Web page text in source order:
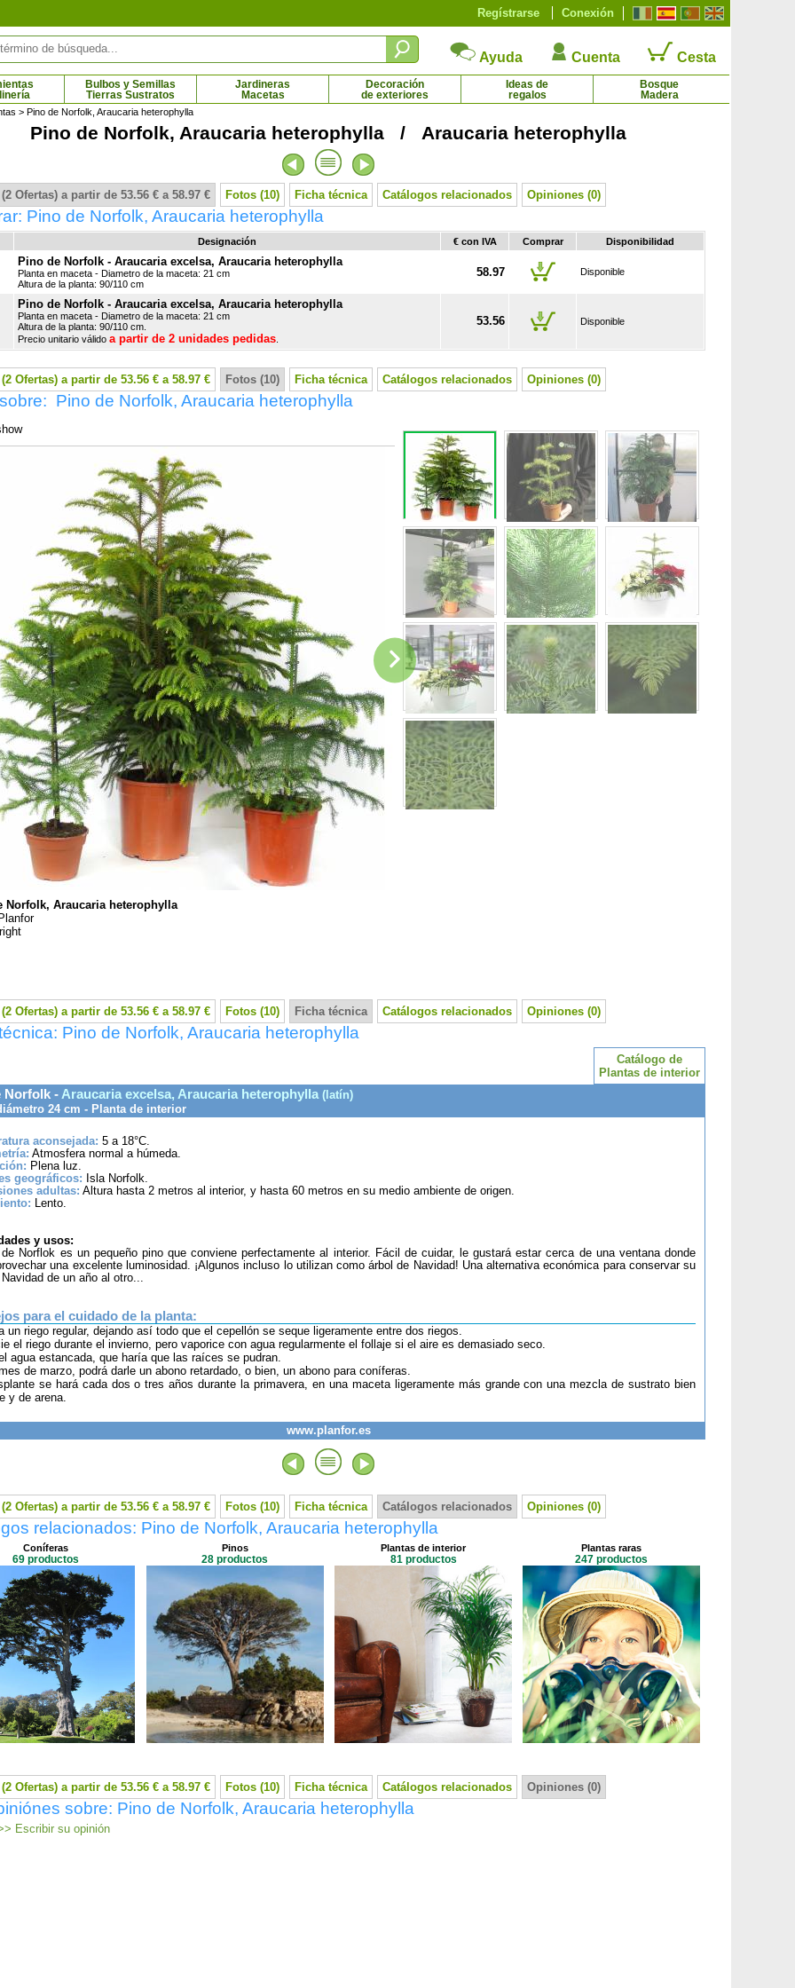
Conexión
Regístrarse
Ayuda Cuenta Cesta
Bulbos y Semillas
Tierras Sustratos
Jardineras
Macetas
Decoración
de exteriores
Ideas de
regalos
Bosque
Madera
> Pino de Norfolk, Araucaria heterophylla
Pino de Norfolk, Araucaria heterophylla / Araucaria heterophylla
Ofertas) a partir de 53.56 € a 58.97 € Fotos (10) Ficha técnica Catálogos relacionados Opiniones (0)
Pino de Norfolk, Araucaria heterophylla
Designación € con IVA Comprar Disponibilidad
Pino de Norfolk - Araucaria excelsa, Araucaria heterophylla
Planta en maceta - Diametro de la maceta: 21 cm
Altura de la planta: 90/110 cm
58.97 Disponible
Pino de Norfolk - Araucaria excelsa, Araucaria heterophylla
Planta en maceta - Diametro de la maceta: 21 cm
Altura de la planta: 90/110 cm.
Precio unitario válido a partir de 2 unidades pedidas
53.56 Disponible
Ofertas) a partir de 53.56 € a 58.97 € Fotos (10) Ficha técnica Catálogos relacionados Opiniones (0)
Pino de Norfolk, Araucaria heterophylla
Norfolk, Araucaria heterophylla
Planfor
Ofertas) a partir de 53.56 € a 58.97 € Fotos (10) Ficha técnica Catálogos relacionados Opiniones (0)
Pino de Norfolk, Araucaria heterophylla
Catálogo de
Plantas de interior
Norfolk - Araucaria excelsa, Araucaria heterophylla (latín)
24 cm - Planta de interior
aconsejada: 5 a 18°C.
Atmosfera normal a húmeda.
Plena luz.
geográficos: Isla Norfolk.
adultas: Altura hasta 2 metros al interior, y hasta 60 metros en su medio ambiente de origen.
Lento.
y usos:
Norflok es un pequeño pino que conviene perfectamente al interior. Fácil de cuidar, le gustará estar cerca de una ventana donde
una excelente luminosidad. ¡Algunos incluso lo utilizan como árbol de Navidad! Una alternativa económica para conservar su
de un año al otro...
para el cuidado de la planta:
un riego regular, dejando así todo que el cepellón se seque ligeramente entre dos riegos.
el riego durante el invierno, pero vaporice con agua regularmente el follaje si el aire es demasiado seco.
agua estancada, que haría que las raíces se pudran.
de marzo, podrá darle un abono retardado, o bien, un abono para coníferas.
se hará cada dos o tres años durante la primavera, en una maceta ligeramente más grande con una mezcla de sustrato bien
y de arena.
www.planfor.es
Ofertas) a partir de 53.56 € a 58.97 € Fotos (10) Ficha técnica Catálogos relacionados Opiniones (0)
relacionados: Pino de Norfolk, Araucaria heterophylla
Coníferas
69 productos
Pinos
28 productos
Plantas de interior
81 productos
Plantas raras
247 productos
Ofertas) a partir de 53.56 € a 58.97 € Fotos (10) Ficha técnica Catálogos relacionados Opiniones (0)
sobre: Pino de Norfolk, Araucaria heterophylla
Escribir su opinión